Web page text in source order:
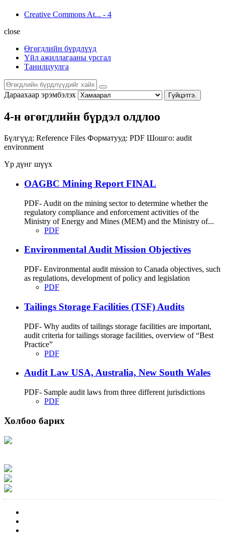
Creative Commons At... - 4
close
Өгөгдлийн бүрдлүүд
Үйл ажиллагааны урсгал
Танилцуулга
Дараахаар эрэмбэлэх Гүйцэтгэ.
4-н өгөгдлийн бүрдэл олдлоо
Бүлгүүд: Reference Files Форматууд: PDF Шошго: audit
environment
Үр дүнг шүүх
OAGBC Mining Report FINAL
PDF- Audit on the mining sector to determine whether the
regulatory compliance and enforcement activities of the
Ministry of Energy and Mines (MEM) and the Ministry of...
PDF
Environmental Audit Mission Objectives
PDF- Environmental audit mission to Canada objectives, such
as regulations, development of policy and legislation
PDF
Tailings Storage Facilities (TSF) Audits
PDF- Why audits of tailings storage facilities are important,
audit criteria for tailings storage facilities, overview of “Best
Practice”
PDF
Audit Law USA, Australia, New South Wales
PDF- Sample audit laws from three different jurisdictions
PDF
Холбоо барих